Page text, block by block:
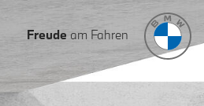
Freude am Fahren